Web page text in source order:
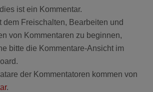
ist ein Kommentar.
dem Freischalten, Bearbeiten und
von Kommentaren zu beginnen,
bitte die Kommentare-Ansicht im
der Kommentatoren kommen von
.